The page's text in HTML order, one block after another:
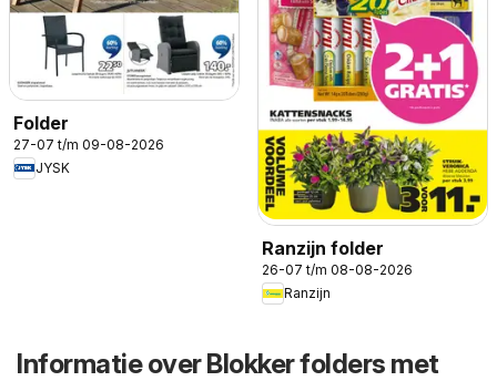
Folder
27-07 t/m 09-08-2026
JYSK
Ranzijn folder
26-07 t/m 08-08-2026
Ranzijn
Informatie over Blokker folders met